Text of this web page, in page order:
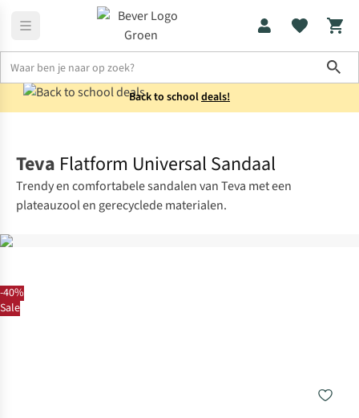
Back to schooldeals!
-40%
Sale
Teva Flatform Universal Sandaal
Trendy en comfortabele sandalen van Teva met een
plateauzool en gerecyclede materialen.